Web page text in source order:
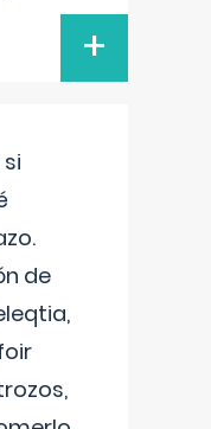
+
de